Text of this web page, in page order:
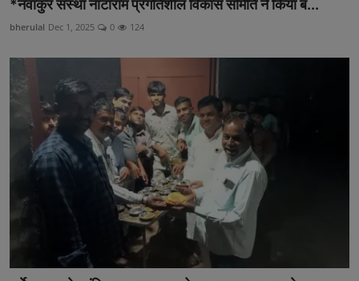
*नवांकुर संस्था नाटाराम प्रगतिशील विकास समिति ने किया ब...
bherulal Dec 1, 2025 0 124